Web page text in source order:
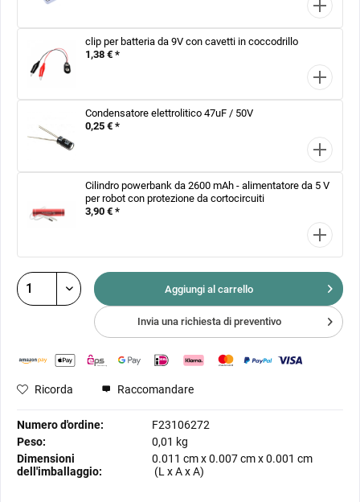
clip per batteria da 9V con cavetti in coccodrillo
1,38 € *
Condensatore elettrolitico 47uF / 50V
0,25 € *
Cilindro powerbank da 2600 mAh - alimentatore da 5 V
per robot con protezione da cortocircuiti
3,90 € *
Aggiungi al carrello
Invia una richiesta di preventivo
Ricorda Raccomandare
Numero d'ordine:
F23106272
Peso:
0,01 kg
Dimensioni
dell'imballaggio:
0.011 cmx0.007 cmx0.001 cm
(L x A x A)